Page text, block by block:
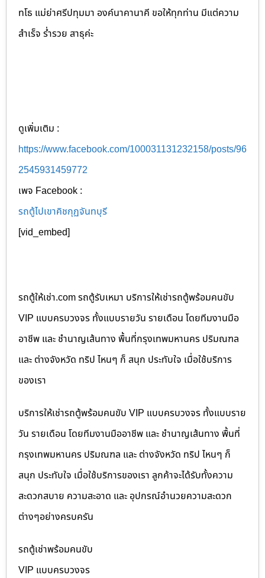
ทโธ แม่ย่าศรีปทุมมา องค์นาคานาคี ขอให้ทุกท่าน มีแต่ความ
สำเร็จ ร่ำรวย สาธุค่ะ
ดูเพิ่มเติม :
https://www.facebook.com/100031131232158/posts/96
2545931459772
เพจ Facebook :
รถตู้ไปเขาคิชกุฏจันทบุรี
[vid_embed]
รถตู้ให้เช่า.com รถตู้รับเหมา บริการให้เช่ารถตู้พร้อมคนขับ
VIP แบบครบวงจร ทั้งแบบรายวัน รายเดือน โดยทีมงานมือ
อาชีพ และ ชำนาญเส้นทาง พื้นที่กรุงเทพมหานคร ปริมณฑล
และ ต่างจังหวัด ทริป ไหนๆ ก็ สนุก ประทับใจ เมื่อใช้บริการ
ของเรา
บริการให้เช่ารถตู้พร้อมคนขับ VIP แบบครบวงจร ทั้งแบบราย
วัน รายเดือน โดยทีมงานมืออาชีพ และ ชำนาญเส้นทาง พื้นที่
กรุงเทพมหานคร ปริมณฑล และ ต่างจังหวัด ทริป ไหนๆ ก็
สนุก ประทับใจ เมื่อใช้บริการของเรา ลูกค้าจะได้รับทั้งความ
สะดวกสบาย ความสะอาด และ อุปกรณ์อำนวยความสะดวก
ต่างๆอย่างครบครัน
รถตู้เช่าพร้อมคนขับ
VIP แบบครบวงจร